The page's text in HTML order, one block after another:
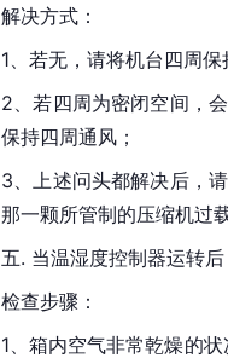
解决方式：
1、若无，请将机台四周
2、若四周为密闭空间，
保持四周通风；
3、上述问头都解决后，
那一颗所管制的压缩机过
五. 当温湿度控制器运转
检查步骤：
1、箱内空气非常乾燥的